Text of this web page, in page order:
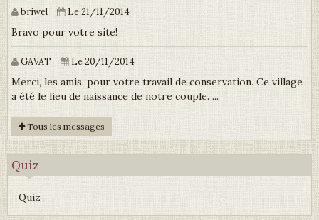
briwel Le 21/11/2014
Bravo pour votre site!
GAVAT Le 20/11/2014
Merci, les amis, pour votre travail de conservation. Ce village
a été le lieu de naissance de notre couple. ...
Tous les messages
Quiz
Quiz